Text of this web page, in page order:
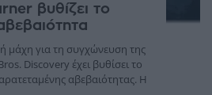
βυθίζει το
μάχη για τη συγχώνευση της
Discovery έχει βυθίσει το
αβεβαιότητας. Η